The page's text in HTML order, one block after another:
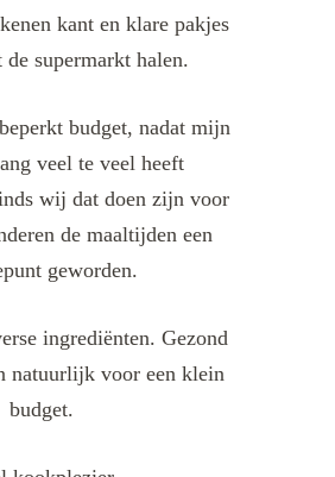
kant en klare pakjes
de supermarkt halen.
budget, nadat mijn
veel te veel heeft
wij dat doen zijn voor
de maaltijden een
geworden.
ingrediënten. Gezond
natuurlijk voor een klein
budget.